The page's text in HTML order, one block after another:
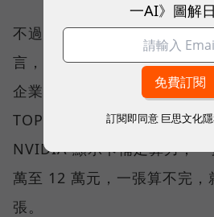
不過，劉文義沒有把這條路說
言，目前 NAS 硬體的 AI 運
企業期待的應用，可能需要約
TOPS，甚至 1,000 TOPS，
NVIDIA 顯示卡補足算力；
萬至 12 萬元，一張算不完
張。
一AI》圖解
訂閱即同意 巨思文化